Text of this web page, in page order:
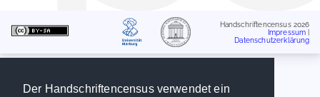
Der Handschriftencensus verwendet ein
Handschriftencensus 2026
Impressum
Datenschutzerklärung